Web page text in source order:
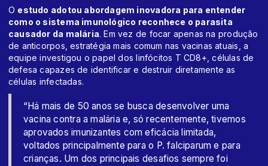
O estudo adotou abordagem inovadora para entender
como o sistema imunológico reconhece o parasita
causador da malária. Em vez de focar apenas na produção
de anticorpos, estratégia mais comum nas vacinas atuais, a
equipe investigou o papel dos linfócitos T CD8+, células de
defesa capazes de identificar e destruir diretamente as
células infectadas.
“Há mais de 50 anos se busca desenvolver uma
vacina contra a malária e, só recentemente, tivemos
aprovados imunizantes com eficácia limitada,
voltados principalmente para o P. falciparum e para
crianças. Um dos principais desafios sempre foi